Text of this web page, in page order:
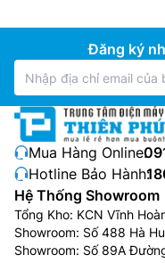
Đăng ký
Mua Hàng Online:
Hotline Bảo Hành:
Hệ Thống Showroom
Tổng Kho: KCN Vĩnh
Showroom: Số 488 Hà
Showroom: Số 89A